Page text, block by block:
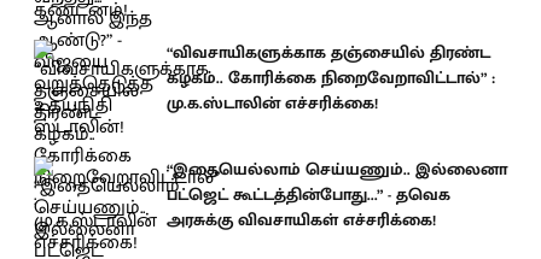
“விவசாயிகளுக்காக தஞ்சையில் திரண்ட
கழகம்.. கோரிக்கை நிறைவேறாவிட்டால்” :
மு.க.ஸ்டாலின் எச்சரிக்கை!
“இதையெல்லாம் செய்யணும்.. இல்லைனா
பட்ஜெட் கூட்டத்தின்போது...” - தவெக
அரசுக்கு விவசாயிகள் எச்சரிக்கை!